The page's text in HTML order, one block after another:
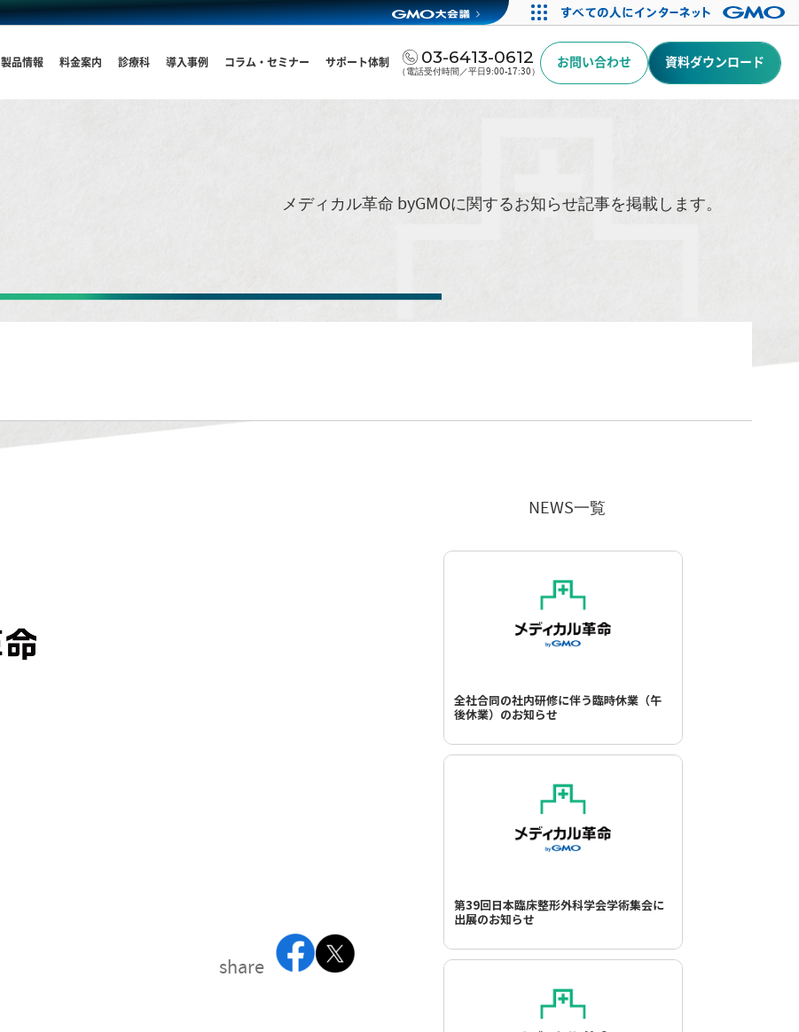
製品情報 料金案内 診療科 導入事例 コラム・セミナー サポート体制 03-6413-0612
（電話受付時間／平日9:00-17:30）
お問い合わせ 資料ダウンロード
メディカル革命 byGMOに関するお知らせ記事を掲載します。
share
NEWS一覧
全社合同の社内研修に伴う臨時休業（午
後休業）のお知らせ
第39回日本臨床整形外科学会学術集会に
出展のお知らせ